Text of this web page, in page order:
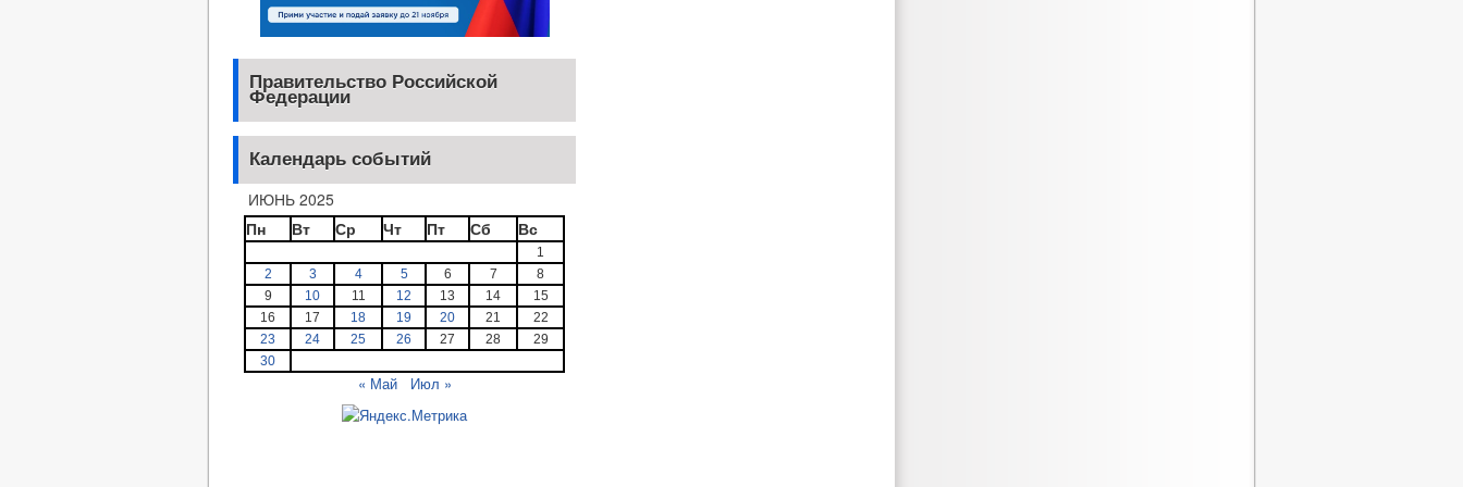
Правительство Российской
Федерации
Календарь событий
ИЮНЬ 2025
Пн
Вт Ср Чт Пт Сб Вс
1
2
3 4 5 6 7
8
9
10 11 12 13 14
15
16
17 18 19 20 21
22
23
24 25 26 27 28
29
30
« Май Июл »